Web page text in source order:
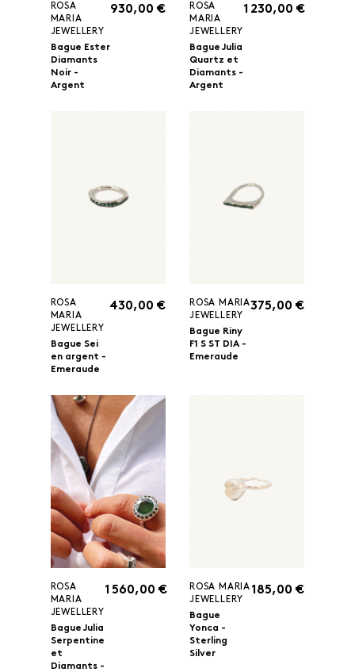
ROSA
MARIA
JEWELLERY
Bague Ester
Diamants
Noir -
Argent
930,00 €
ROSA
MARIA
JEWELLERY
Bague Julia
Quartz et
Diamants -
Argent
1 230,00 €
ROSA
MARIA
JEWELLERY
Bague Sei
en argent -
Emeraude
430,00 €
ROSA MARIA
JEWELLERY
Bague Riny
F1 S ST DIA -
Emeraude
375,00 €
ROSA
MARIA
JEWELLERY
Bague Julia
Serpentine
et
Diamants -
1 560,00 €
ROSA MARIA
JEWELLERY
Bague
Yonca -
Sterling
Silver
185,00 €